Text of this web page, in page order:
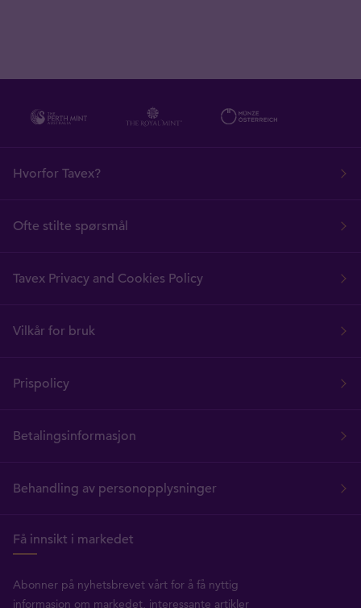
Hvorfor Tavex?
Ofte stilte spørsmål
Tavex Privacy and Cookies Policy
Vilkår for bruk
Prispolicy
Betalingsinformasjon
Behandling av personopplysninger
Få innsikt i markedet
Abonner på nyhetsbrevet vårt for å få nyttig
informasjon om markedet, interessante artikler